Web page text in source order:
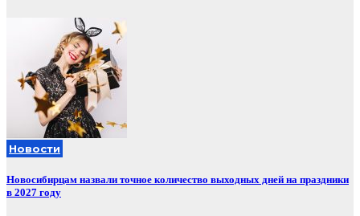
Новости
Новосибирцам назвали точное количество выходных дней на праздники
в 2027 году